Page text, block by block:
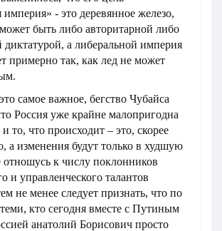
империя» - это деревянное железо,
быть либо авторитарной либо
диктатурой, а либеральной империя
примерно так, как лед не может
самое важное, бегство Чубайса
Россия уже крайне малопригодна
то, что происходит – это, скорее
а изменения будут только в худшую
отношусь к числу поклонников
и управленческого талантов
не менее следует признать, что по
кто сегодня вместе с Путиным
анатолий Борисович просто